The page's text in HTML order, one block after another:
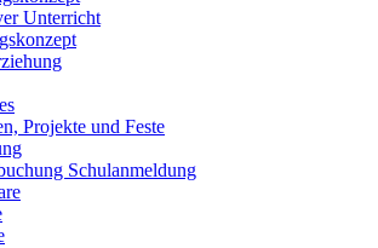
Unterricht
Projekte und Feste
Schulanmeldung